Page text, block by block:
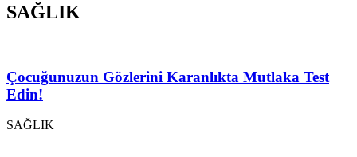
SAĞLIK
Çocuğunuzun Gözlerini Karanlıkta Mutlaka Test
Edin!
SAĞLIK